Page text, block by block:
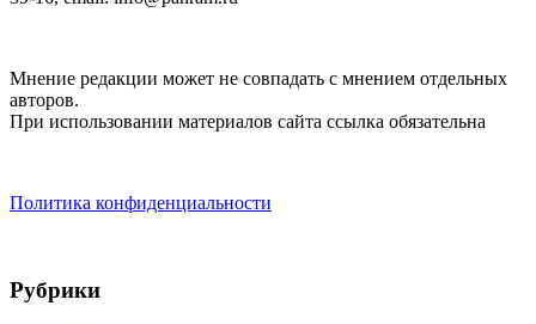
Мнение редакции может не совпадать с мнением отдельных
авторов.
При использовании материалов сайта ссылка обязательна
Политика конфиденциальности
Рубрики